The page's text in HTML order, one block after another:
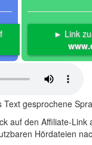
► Link
gesprochene
auf den Affiliate-
Hördateien